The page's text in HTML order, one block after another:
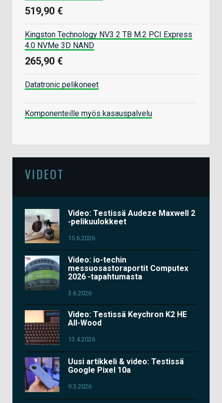
519,90 €
Kingston Technology NV3 2 TB M.2 PCI Express
4.0 NVMe 3D NAND
265,90 €
Datatronic pelikoneet
Komponenteille myös kasauspalvelu
VIDEOT
Video: Testissä Audeze Maxwell 2
-pelikuulokkeet
15.6.2026
Video: io-techin
messuosastoraportit Computex
2026 -tapahtumasta
3.6.2026
Video: Testissä Keychron K2 HE
All-Wood
13.4.2026
Uusi artikkeli & video: Testissä
Google Pixel 10a
9.3.2026